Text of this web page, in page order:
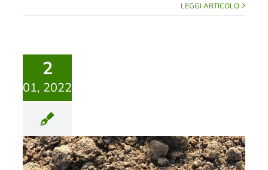
LEGGI ARTICOLO
2
01, 2022